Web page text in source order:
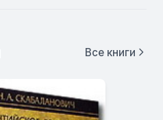
Все книги